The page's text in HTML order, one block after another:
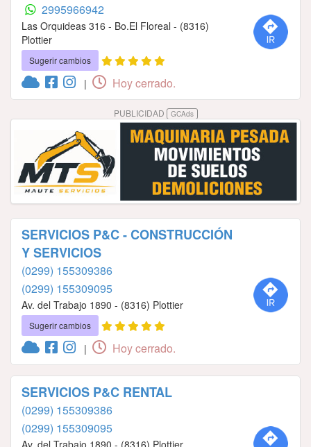
2995966942
Las Orquideas 316 - Bo.El Floreal - (8316)
Plottier
Sugerir cambios
| Hoy cerrado.
PUBLICIDAD GCAds
SERVICIOS P&C - CONSTRUCCIÓN
Y SERVICIOS
(0299) 155309386
(0299) 155309095
Av. del Trabajo 1890 - (8316) Plottier
Sugerir cambios
| Hoy cerrado.
SERVICIOS P&C RENTAL
(0299) 155309386
(0299) 155309095
Av. del Trabajo 1890 - (8316) Plottier